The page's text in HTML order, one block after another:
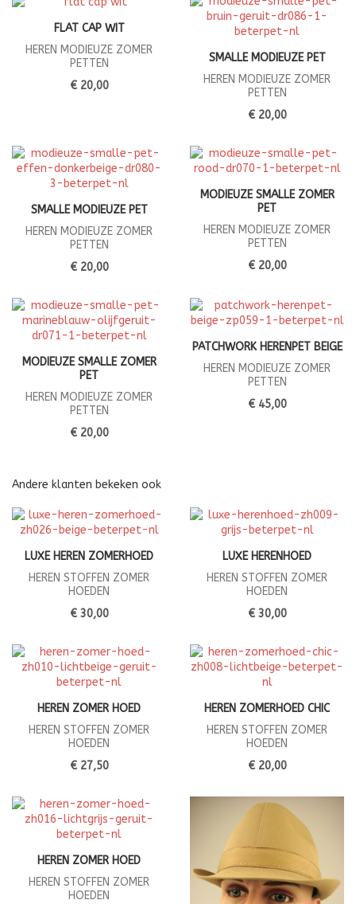
FLAT CAP WIT
HEREN MODIEUZE ZOMER
PETTEN
€ 20,00
SMALLE MODIEUZE PET
HEREN MODIEUZE ZOMER
PETTEN
€ 20,00
SMALLE MODIEUZE PET
HEREN MODIEUZE ZOMER
PETTEN
€ 20,00
MODIEUZE SMALLE ZOMER
PET
HEREN MODIEUZE ZOMER
PETTEN
€ 20,00
MODIEUZE SMALLE ZOMER
PET
HEREN MODIEUZE ZOMER
PETTEN
€ 20,00
PATCHWORK HERENPET BEIGE
HEREN MODIEUZE ZOMER
PETTEN
€ 45,00
Andere klanten bekeken ook
LUXE HEREN ZOMERHOED
HEREN STOFFEN ZOMER
HOEDEN
€ 30,00
LUXE HERENHOED
HEREN STOFFEN ZOMER
HOEDEN
€ 30,00
HEREN ZOMER HOED
HEREN STOFFEN ZOMER
HOEDEN
€ 27,50
HEREN ZOMERHOED CHIC
HEREN STOFFEN ZOMER
HOEDEN
€ 20,00
HEREN ZOMER HOED
HEREN STOFFEN ZOMER
HOEDEN